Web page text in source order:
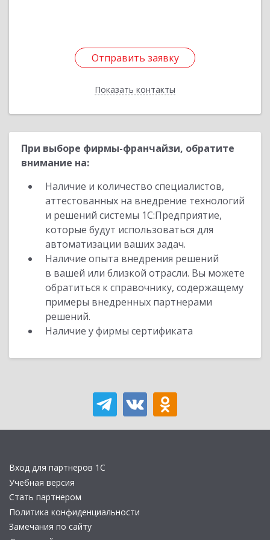
Отправить заявку
Показать контакты
Отправить заявку
Назад
При выборе фирмы-франчайзи, обратите
внимание на:
Наличие и количество специалистов,
аттестованных на внедрение технологий
и решений системы 1С:Предприятие,
которые будут использоваться для
автоматизации ваших задач.
Наличие опыта внедрения решений
в вашей или близкой отрасли. Вы можете
обратиться к справочнику, содержащему
примеры внедренных партнерами
решений.
Наличие у фирмы сертификата
Вход для партнеров 1С
Учебная версия
Стать партнером
Политика конфиденциальности
Замечания по сайту